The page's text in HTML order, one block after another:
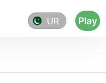
UR Play